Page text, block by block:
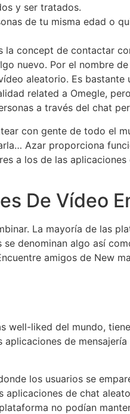
y ser tratados.
de tu misma edad o
concept de contactar
nuevo. Por el nombre
aleatorio. Es
related a Omegle,
a través del chat
con gente de todo el
Azar proporciona
a los de las
De Vídeo
La mayoría de las
denominan algo así
amigos de New
well-liked del mundo,
de
los usuarios se
de chat
no podían